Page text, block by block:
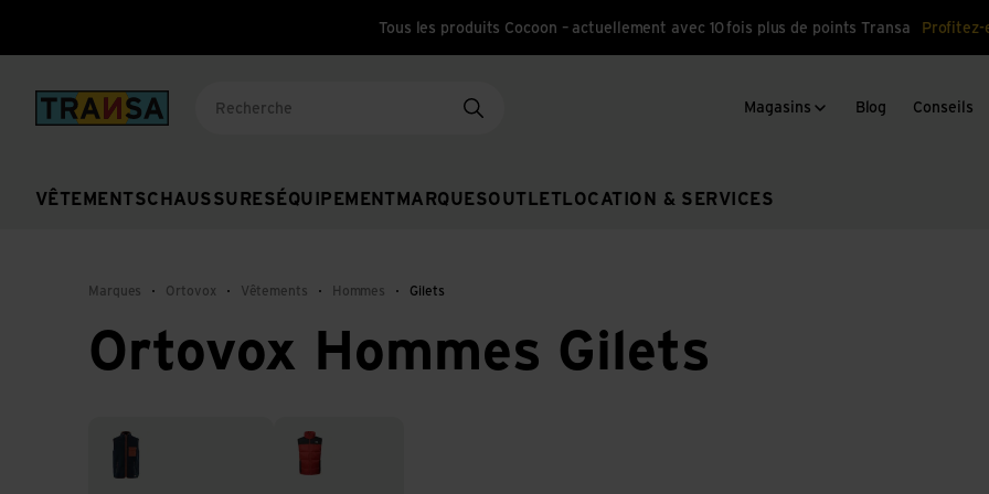
Tous les produits Cocoon – actuellement avec 10 fois plus de points Transa Profitez-
Back to home
VÊTEMENTSCHAUSSURES ÉQUIPEMENT MARQUESOUTLET LOCATION & SERVICES
Magasins Blog Conseils
Marques Ortovox Vêtements Hommes Gilets
Ortovox Hommes Gilets
Gilets en laine polaire Gilets isolants